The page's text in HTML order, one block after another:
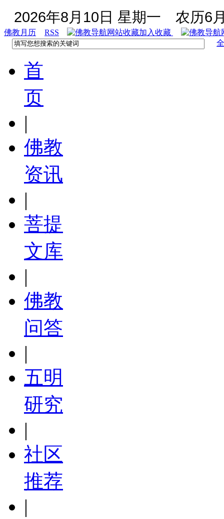
2026年8月10日 星期一 农历6
佛教月历 RSS
加入收藏
首
页
|
佛教
资讯
|
菩提
文库
|
佛教
问答
|
五明
研究
|
社区
推荐
|